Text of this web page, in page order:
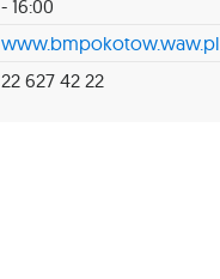
- 16:00
www.bmpokotow.waw.pl
22 627 42 22